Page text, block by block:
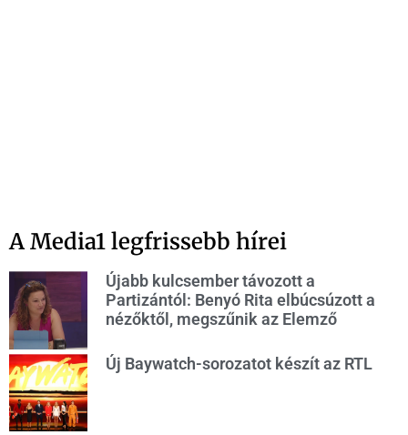
A Media1 legfrissebb hírei
Újabb kulcsember távozott a
Partizántól: Benyó Rita elbúcsúzott a
nézőktől, megszűnik az Elemző
Új Baywatch-sorozatot készít az RTL